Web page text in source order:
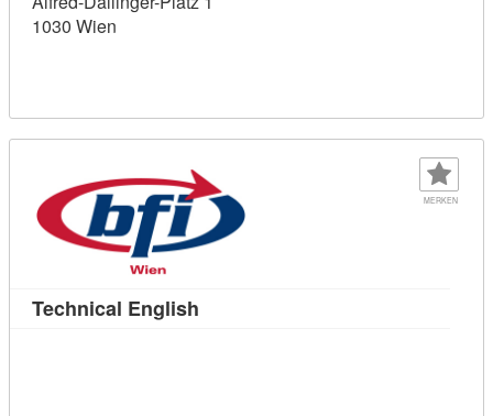
1030 Wien
MERKEN
Technical English